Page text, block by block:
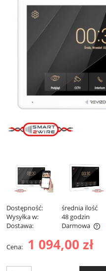
Dostępność:
średnia ilość
Wysyłka w:
48 godzin
Dostawa:
Darmowa
Cena: 1 094,00 zł